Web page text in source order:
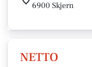
6900 Skjern
NETTO